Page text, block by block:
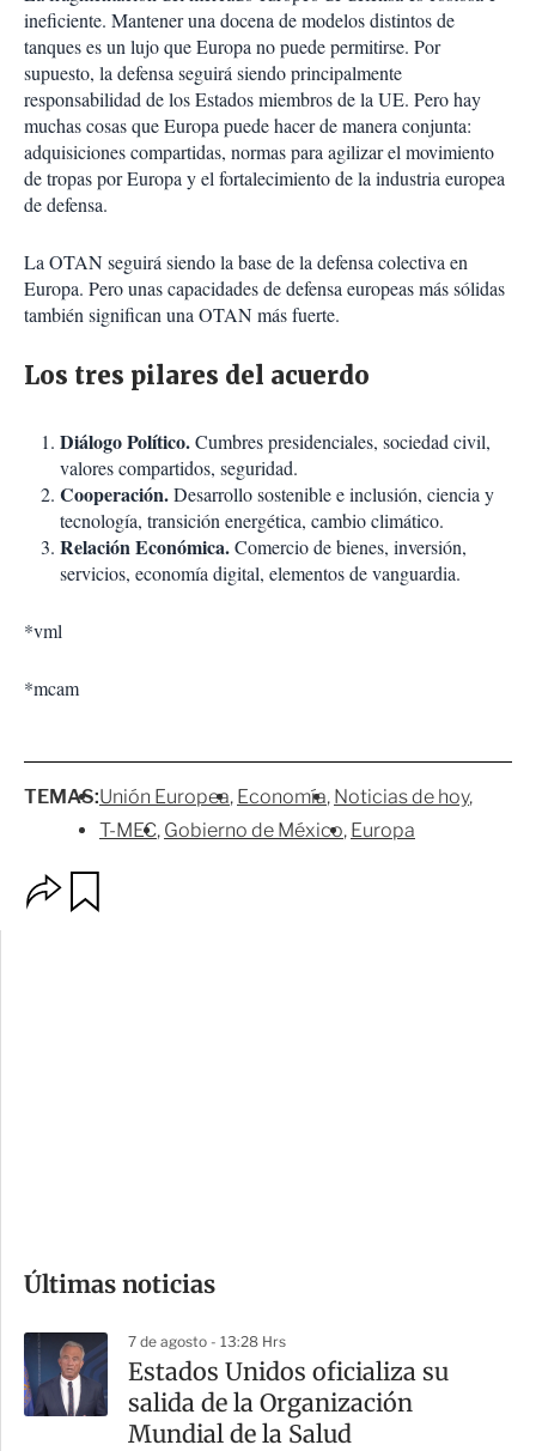
ineficiente. Mantener una docena de modelos distintos de
tanques es un lujo que Europa no puede permitirse. Por
supuesto, la defensa seguirá siendo principalmente
responsabilidad de los Estados miembros de la UE. Pero hay
muchas cosas que Europa puede hacer de manera conjunta:
adquisiciones compartidas, normas para agilizar el movimiento
de tropas por Europa y el fortalecimiento de la industria europea
de defensa.
La OTAN seguirá siendo la base de la defensa colectiva en
Europa. Pero unas capacidades de defensa europeas más sólidas
también significan una OTAN más fuerte.
Los tres pilares del acuerdo
Diálogo Político.Cumbres presidenciales, sociedad civil,
valores compartidos, seguridad.
Cooperación.Desarrollo sostenible e inclusión, ciencia y
tecnología, transición energética, cambio climático.
Relación Económica.Comercio de bienes, inversión,
servicios, economía digital, elementos de vanguardia.
*vml
*mcam
TEMAS:Unión Europea Economía Noticias de hoy
T-MEC Gobierno de México Europa
m
a
r
t
Últimas noticias
7 de agosto - 13:28 Hrs
Estados Unidos oficializa su
salida de la Organización
Mundial de la Salud